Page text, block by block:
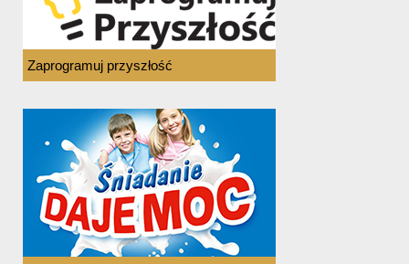
Zaprogramuj przyszłość